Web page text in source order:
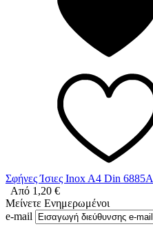
Σφήνες Ίσιες Inox A4 Din 6885A
Από 1,20 €
Μείνετε Ενημερωμένοι
e-mail